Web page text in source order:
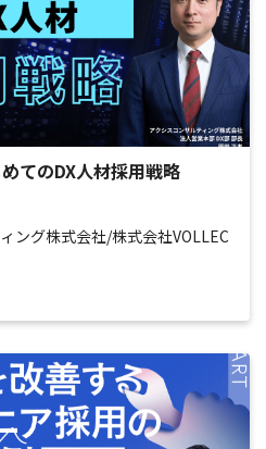
てのDX人材採用戦略
ング株式会社/株式会社VOLLEC